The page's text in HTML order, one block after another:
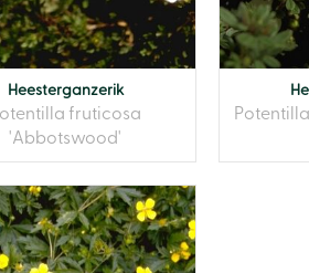
Heesterganzerik
fruticosa
'Abbotswood'